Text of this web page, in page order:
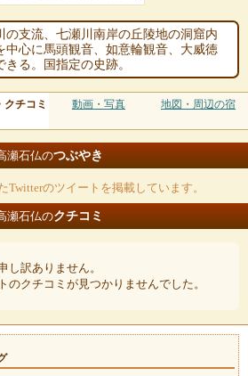
の支流、七瀬川南岸の丘陵地の洞窟内
中心に馬頭観音、如意輪観音、大威徳
る。国指定の史跡。
クチコミ 動画・写真 地図・周辺の宿
瀬石仏のつぶやき
Twitterのツイートを掲載しています。
瀬石仏のクチコミ
し訳ありません。
のクチコミが見つかりませんでした。